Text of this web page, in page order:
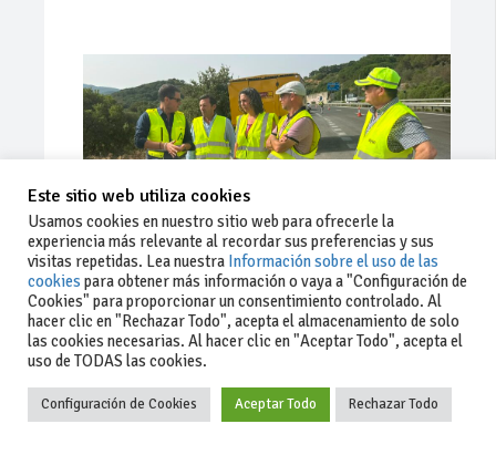
Ago 03, 2026 85 0 0
La Junta implementa mejoras en la
A381 por Los Barrios
Este sitio web utiliza cookies
Usamos cookies en nuestro sitio web para ofrecerle la
experiencia más relevante al recordar sus preferencias y sus
visitas repetidas. Lea nuestra Información sobre el uso de las
cookies para obtener más información o vaya a "Configuración de
Cookies" para proporcionar un consentimiento controlado. Al
hacer clic en "Rechazar Todo", acepta el almacenamiento de solo
las cookies necesarias. Al hacer clic en "Aceptar Todo", acepta el
uso de TODAS las cookies.
Configuración de Cookies Aceptar Todo Rechazar Todo